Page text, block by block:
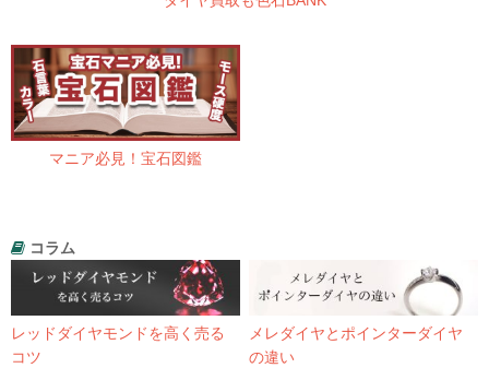
マニア必見！宝石図鑑
コラム
レッドダイヤモンドを高く売る
コツ
メレダイヤとポインターダイヤ
の違い